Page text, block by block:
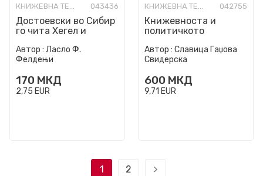
КНИЖЕВНА ТЕОРИЈА И КРИТИКА 043436
Достоевски во Сибир
го чита Хегел и
Автор : Ласло Ф.
Фелдењи
170 МКД
2,75 EUR
КНИЖЕВНА ТЕОРИЈА И КРИТИКА 042755
Книжевноста и
политичкото
Автор : Славица Гаџова
Свидерска
600 МКД
9,71 EUR
1 2